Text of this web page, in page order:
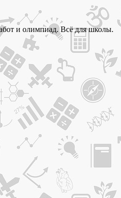
и олимпиад. Всё для школы.